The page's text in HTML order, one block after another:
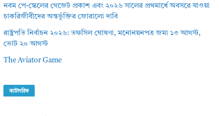
নবম পে-স্কেলের গেজেট প্রকাশ এবং ২০২৬ সালের প্রথমার্ধে অবসরে যাওয়া
চাকরিজীবীদের অন্তর্ভুক্তির জোরালো দাবি
রাষ্ট্রপতি নির্বাচন ২০২৬: তফসিল ঘোষণা, মনোনয়নপত্র জমা ১৩ আগস্ট,
ভোট ২০ আগস্ট
The Aviator Game
ক্যাটাগরিজ